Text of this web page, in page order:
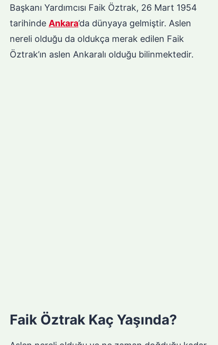
Başkanı Yardımcısı Faik Öztrak, 26 Mart 1954
tarihinde Ankara’da dünyaya gelmiştir. Aslen
nereli olduğu da oldukça merak edilen Faik
Öztrak’ın aslen Ankaralı olduğu bilinmektedir.
Faik Öztrak Kaç Yaşında?